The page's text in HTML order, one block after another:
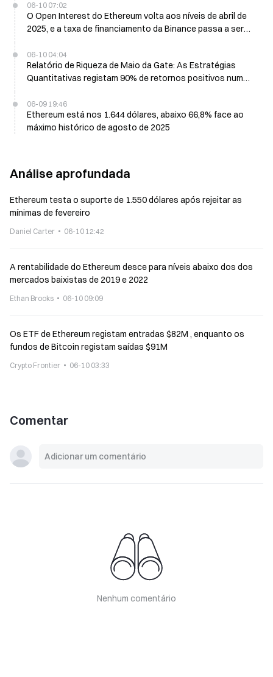
06-10 07:02
O Open Interest do Ethereum volta aos níveis de abril de
2025, e a taxa de financiamento da Binance passa a ser
06-10 04:04
Relatório de Riqueza de Maio da Gate: As Estratégias
Quantitativas registam 90% de retornos positivos num
06-09 19:46
Ethereum está nos 1.644 dólares, abaixo 66,8% face ao
máximo histórico de agosto de 2025
Análise aprofundada
Ethereum testa o suporte de 1.550 dólares após rejeitar as
mínimas de fevereiro
Daniel Carter 06-10 12:42
A rentabilidade do Ethereum desce para níveis abaixo dos dos
mercados baixistas de 2019 e 2022
Ethan Brooks 06-10 09:09
Os ETF de Ethereum registam entradas $82M , enquanto os
fundos de Bitcoin registam saídas $91M
Crypto Frontier 06-10 03:33
Comentar
Nenhum comentário